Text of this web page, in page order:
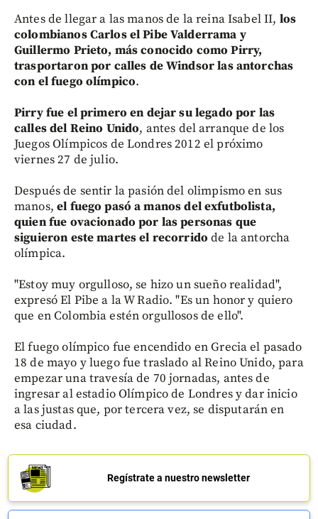
Antes de llegar a las manos de la reina Isabel II, los
colombianos Carlos el Pibe Valderrama y
Guillermo Prieto, más conocido como Pirry,
trasportaron por calles de Windsor las antorchas
con el fuego olímpico.
Pirry fue el primero en dejar su legado por las
calles del Reino Unido, antes del arranque de los
Juegos Olímpicos de Londres 2012 el próximo
viernes 27 de julio.
Después de sentir la pasión del olimpismo en sus
manos,el fuego pasó a manos del exfutbolista,
quien fue ovacionado por las personas que
siguieron este martes el recorrido de la antorcha
olímpica.
"Estoy muy orgulloso, se hizo un sueño realidad",
expresó El Pibe a la W Radio. "Es un honor y quiero
que en Colombia estén orgullosos de ello".
El fuego olímpico fue encendido en Grecia el pasado
18 de mayo y luego fue traslado al Reino Unido, para
empezar una travesía de 70 jornadas, antes de
ingresar al estadio Olímpico de Londres y dar inicio
a las justas que, por tercera vez, se disputarán en
esa ciudad.
Regístrate a nuestro newsletter